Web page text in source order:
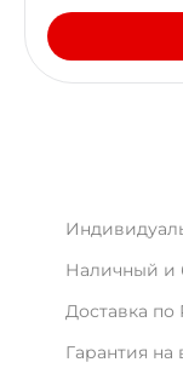
Наличный и
Доставка по
Гарантия